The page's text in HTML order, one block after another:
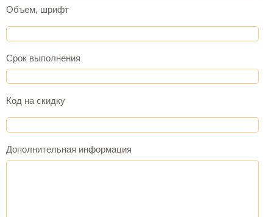
Объем, шрифт
Cрок выполнения
Код на скидку
Дополнительная информация